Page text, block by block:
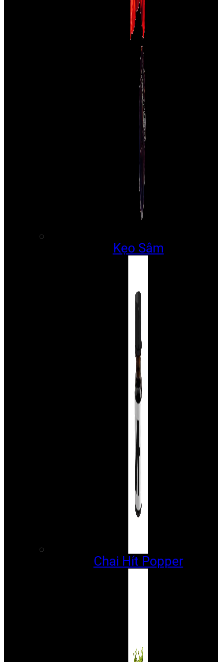
Kẹo Sâm
Chai Hít Popper